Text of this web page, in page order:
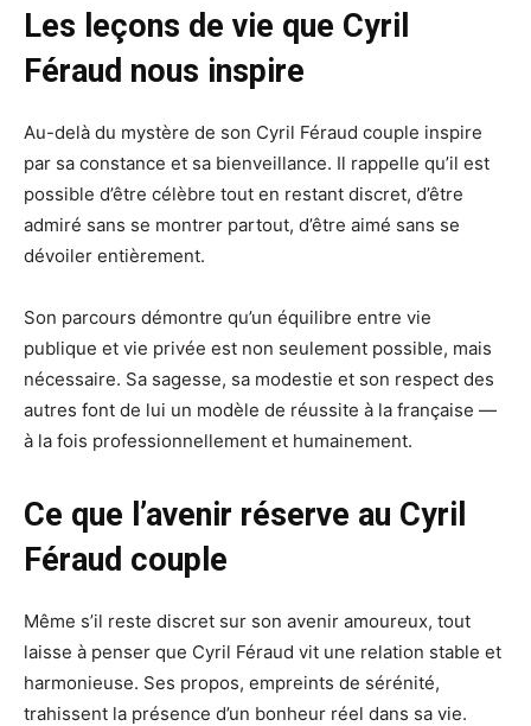
Les leçons de vie que Cyril
Féraud nous inspire
Au-delà du mystère de son Cyril Féraud couple inspire
par sa constance et sa bienveillance. Il rappelle qu’il est
possible d’être célèbre tout en restant discret, d’être
admiré sans se montrer partout, d’être aimé sans se
dévoiler entièrement.
Son parcours démontre qu’un équilibre entre vie
publique et vie privée est non seulement possible, mais
nécessaire. Sa sagesse, sa modestie et son respect des
autres font de lui un modèle de réussite à la française —
à la fois professionnellement et humainement.
Ce que l’avenir réserve au Cyril
Féraud couple
Même s’il reste discret sur son avenir amoureux, tout
laisse à penser que Cyril Féraud vit une relation stable et
harmonieuse. Ses propos, empreints de sérénité,
trahissent la présence d’un bonheur réel dans sa vie.